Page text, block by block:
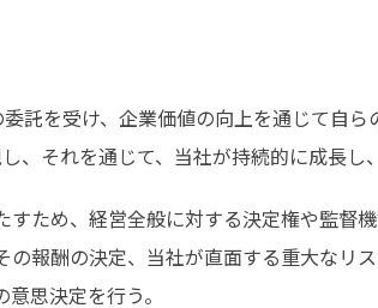
託を受け、企業価値の向上を通じて自
、それを通じて、当社が持続的に成長
すため、経営全般に対する決定権や監督
の報酬の決定、当社が直面する重大なリ
思決定を行う。